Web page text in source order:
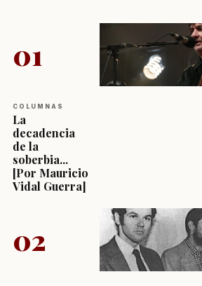
01
COLUMNAS
La
decadencia
de la
soberbia...
[Por Mauricio
Vidal Guerra]
02